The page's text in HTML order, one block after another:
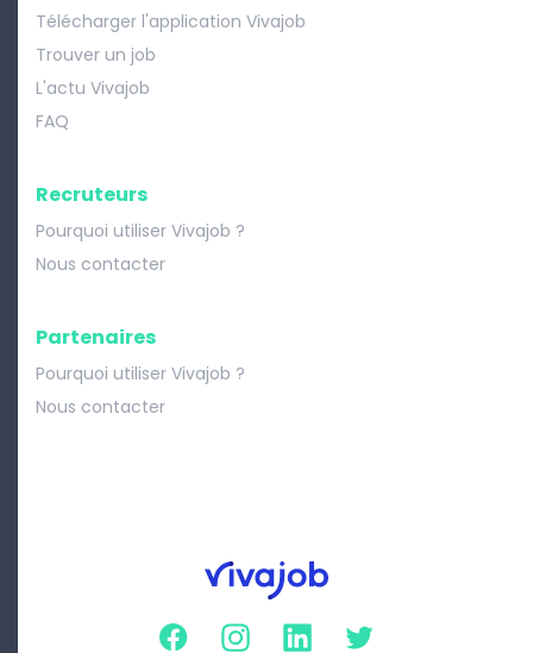
Télécharger l'application Vivajob
Trouver un job
L'actu Vivajob
FAQ
Recruteurs
Pourquoi utiliser Vivajob ?
Nous contacter
Partenaires
Pourquoi utiliser Vivajob ?
Nous contacter
Facebook
Instagram
LinkedinTwitter